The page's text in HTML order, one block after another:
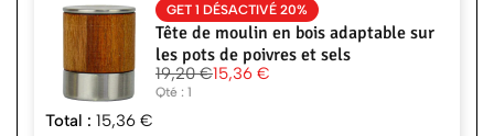
GET 1 DÉSACTIVÉ 20%
Tête de moulin en bois adaptable sur
les pots de poivres et sels
19,20€15,36 €
Qté : 1
Total : 15,36 €